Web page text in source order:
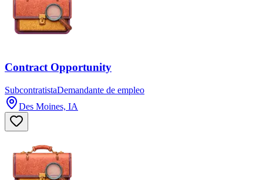
Contract Opportunity
SubcontratistaDemandante de empleo
Des Moines, IA